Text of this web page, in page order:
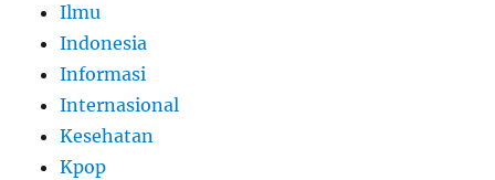
Ilmu
Indonesia
Informasi
Internasional
Kesehatan
Kpop